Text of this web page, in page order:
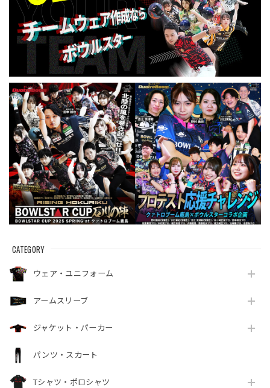
CATEGORY
ウェア・ユニフォーム
アームスリーブ
ジャケット・パーカー
パンツ・スカート
Tシャツ・ポロシャツ